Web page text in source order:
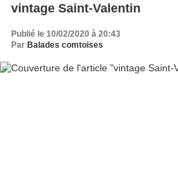
vintage Saint-Valentin
Publié le 10/02/2020 à 20:43
Par Balades comtoises